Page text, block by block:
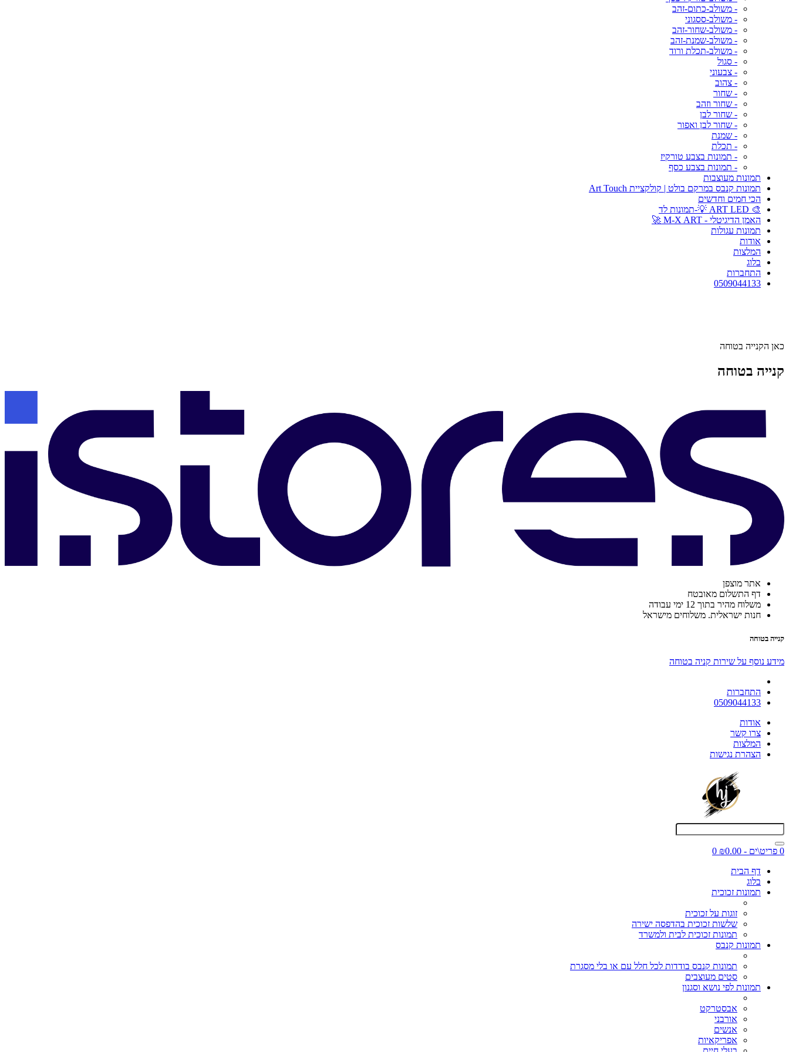
- משולב-כתום-זהב
- משולב-ססגוני
- משולב-שחור-זהב
- משולב-שמנת-זהב
- משולב-תכלת ורוד
- סגול
- צבעוני
- צהוב
- שחור
- שחור וזהב
- שחור לבן
- שחור לבן ואפור
- שמנת
- תכלת
- תמונות בצבע טורקיז
- תמונות בצבע כסף
תמונות מעוצבות
תמונות קנבס במרקם בולט | קולקציית Art Touch
הכי חמים וחדשים
🎨 ART LED 💡-תמונות לד
האמן הדיגיטלי - M-X ART 🚀
תמונות עגולות
אודות
המלצות
בלוג
התחברות
0509044133
כאן הקנייה בטוחה
קנייה בטוחה
אתר מוצפן
דף התשלום מאובטח
משלוח מהיר בתוך 12 ימי עבודה
חנות ישראלית. משלוחים מישראל
קנייה בטוחה
מידע נוסף על שירות קניה בטוחה
התחברות
0509044133
אודות
צרו קשר
המלצות
הצהרת נגישות
0 פריט\ים - ₪0.00
0
דף הבית
בלוג
תמונות זכוכית
זוגות על זכוכית
שלשות זכוכית בהדפסה ישירה
תמונות זכוכית לבית ולמשרד
תמונות קנבס
תמונות קנבס בודדות לכל חלל עם או בלי מסגרת
סטים מעוצבים
תמונות לפי נושא וסגנון
אבסטרקט
אורבני
אנשים
אפריקאיות